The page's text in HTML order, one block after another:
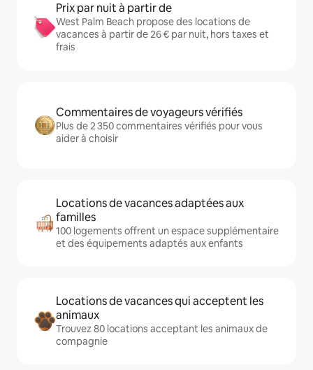
Prix par nuit à partir de
West Palm Beach propose des locations de
vacances à partir de 26 € par nuit, hors taxes et
frais
Commentaires de voyageurs vérifiés
Plus de 2 350 commentaires vérifiés pour vous
aider à choisir
Locations de vacances adaptées aux
familles
100 logements offrent un espace supplémentaire
et des équipements adaptés aux enfants
Locations de vacances qui acceptent les
animaux
Trouvez 80 locations acceptant les animaux de
compagnie